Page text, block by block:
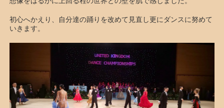
初心へかえり、自分達の踊りを改めて見直し更にダンスに努めて
いきます。